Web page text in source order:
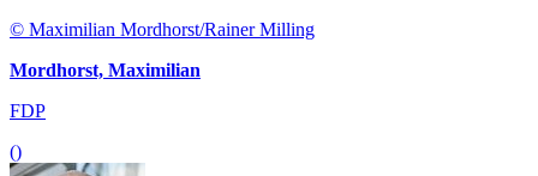
© Maximilian Mordhorst/Rainer Milling
Mordhorst, Maximilian
FDP
()